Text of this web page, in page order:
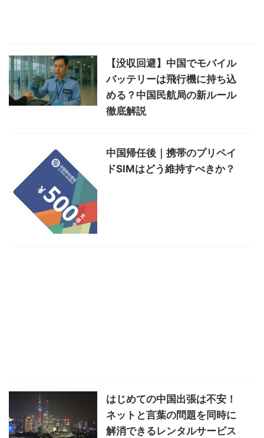
【没収回避】中国でモバイル
バッテリーは飛行機に持ち込
める？中国民航局の新ルール
徹底解説
中国帰任後｜携帯のプリペイ
ドSIMはどう維持すべきか？
はじめての中国出張は不安！
ネットと言葉の問題を同時に
解消できるレンタルサービス